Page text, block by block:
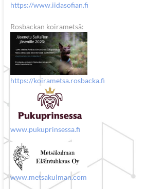
https://www.iidasofian.fi
Rosbackan koirametsä:
https://koirametsa.rosbacka.fi
www.pukuprinsessa.fi
www.metsakulman.com